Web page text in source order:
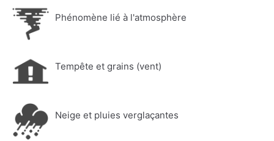
Phénomène lié à l'atmosphère
Tempête et grains (vent)
Neige et pluies verglaçantes